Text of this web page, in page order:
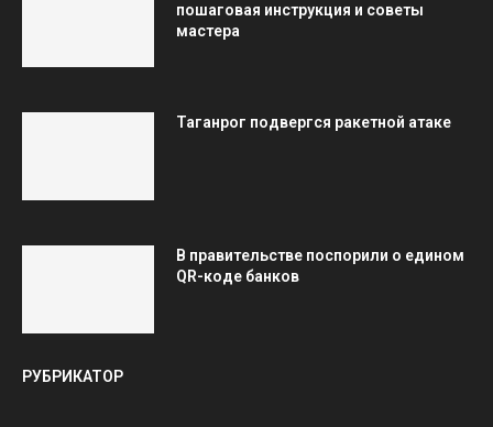
пошаговая инструкция и советы
мастера
Таганрог подвергся ракетной атаке
В правительстве поспорили о едином
QR-коде банков
РУБРИКАТОР